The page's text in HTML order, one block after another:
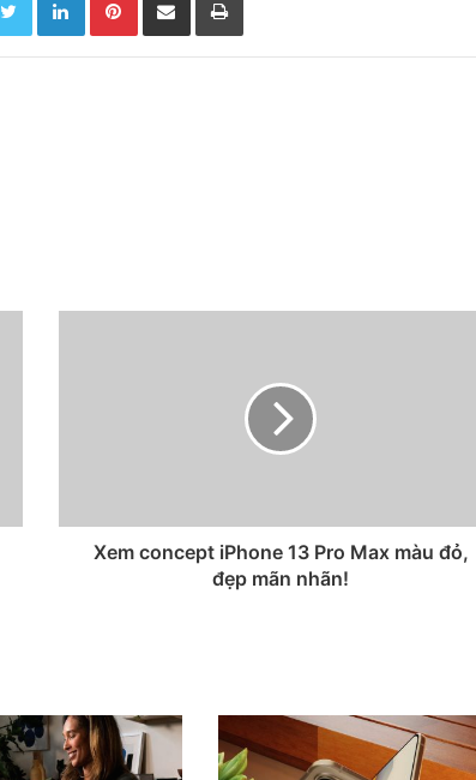
Xem concept iPhone 13 Pro Max màu đỏ,
đẹp mãn nhãn!